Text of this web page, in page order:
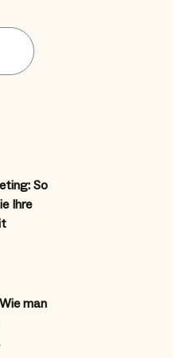
So
Ihre
man